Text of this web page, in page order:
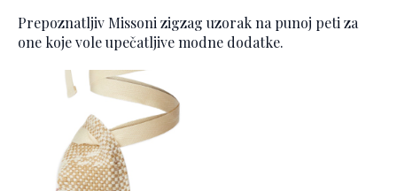
Prepoznatljiv Missoni zigzag uzorak na punoj peti za
one koje vole upečatljive modne dodatke.